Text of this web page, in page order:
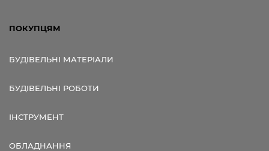
ПОКУПЦЯМ
БУДІВЕЛЬНІ МАТЕРІАЛИ
БУДІВЕЛЬНІ РОБОТИ
ІНСТРУМЕНТ
ОБЛАДНАННЯ